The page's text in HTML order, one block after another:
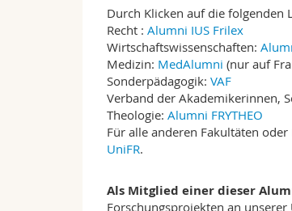
Durch Klicken auf die folgenden
Recht : Alumni IUS Frilex
Wirtschaftswissenschaften:
Medizin: MedAlumni (nur auf
Sonderpädagogik: VAF
Verband der Akademikerinnen,
Theologie: Alumni FRYTHEO
Für alle anderen Fakultäten
UniFR.
Als Mitglied einer dieser
Forschungsprojekten an